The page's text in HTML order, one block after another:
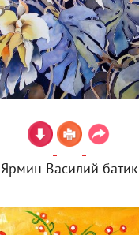
Ярмин Василий батик